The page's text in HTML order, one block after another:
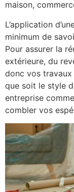
maison,
L’application
minimum de
Pour assurer la
extérieure, du
donc vos travaux
que soit le style
entreprise comme
combler vos